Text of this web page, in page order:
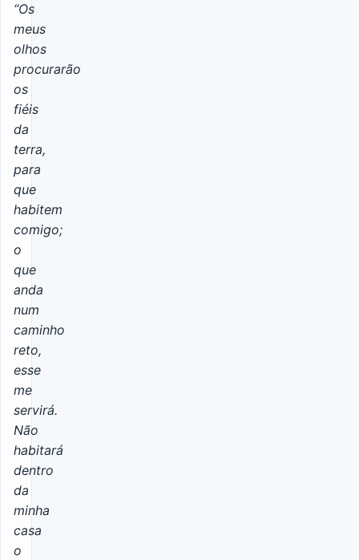
“Os
meus
olhos
procurarão
os
fiéis
da
terra,
para
que
habitem
comigo;
o
que
anda
num
caminho
reto,
esse
me
servirá.
Não
habitará
dentro
da
minha
casa
o